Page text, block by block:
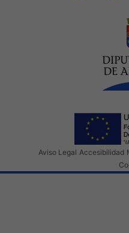
Aviso Legal Accesibilidad